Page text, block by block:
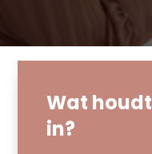
Wat
in?